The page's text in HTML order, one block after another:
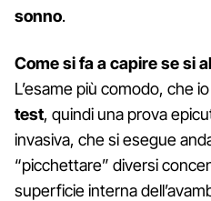
sonno.
Come si fa a capire se si
L’esame più comodo, che
test, quindi una prova
invasiva, che si esegue
“picchettare” diversi
superficie interna